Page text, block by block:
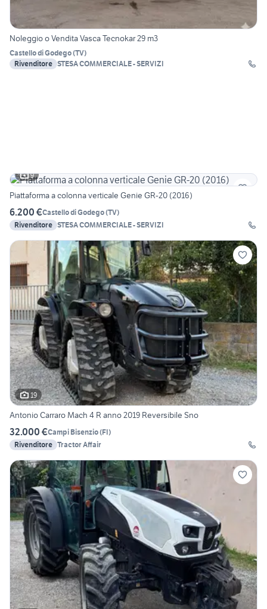
Noleggio o Vendita Vasca Tecnokar 29 m3
Castello di Godego(TV)
Rivenditore STESA COMMERCIALE - SERVIZI
9
Piattaforma a colonna verticale Genie GR-20 (2016)
6.200 €Castello di Godego(TV)
Rivenditore STESA COMMERCIALE - SERVIZI
19
Antonio Carraro Mach 4 R anno 2019 Reversibile Sno
32.000 €Campi Bisenzio(FI)
Rivenditore Tractor Affair